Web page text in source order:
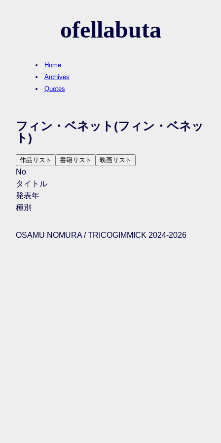
ofellabuta
Home
Archives
Quotes
フィン・ベネット (フィン・ベネッ
ト)
作品リスト 書籍リスト 映画リスト
No
タイトル
発表年
種別
OSAMU NOMURA / TRICOGIMMICK 2024-2026